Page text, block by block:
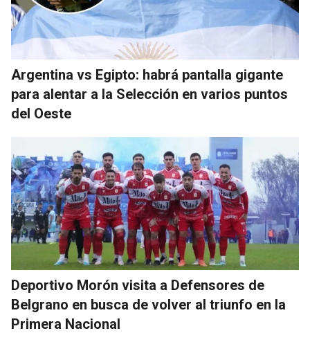
Argentina vs Egipto: habrá pantalla gigante
para alentar a la Selección en varios puntos
del Oeste
Deportivo Morón visita a Defensores de
Belgrano en busca de volver al triunfo en la
Primera Nacional